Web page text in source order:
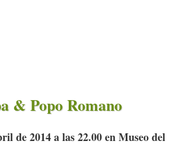
& Popo Romano
de 2014 a las 22.00 en Museo del